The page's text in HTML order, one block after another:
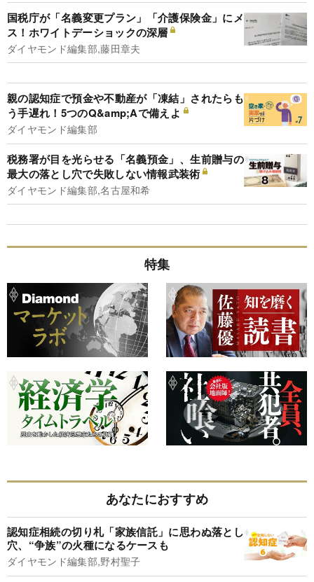
国税庁が「名義変更プラン」「介護保険金」にメ
ス！ホワイトデーショックの深層
ダイヤモンド編集部,藤田章夫
親の認知症で預金や不動産が「凍結」されたらも
う手遅れ！5つのQ&amp;Aで備えよ
ダイヤモンド編集部
税務署が目を光らせる「名義預金」、生前贈与の
最大の落とし穴で失敗しない情報武装術
ダイヤモンド編集部,名古屋和希
特集
あなたにおすすめ
認知症相続の切り札「家族信託」に思わぬ落とし
穴、“争族”の火種になるケースも
ダイヤモンド編集部,野村聖子